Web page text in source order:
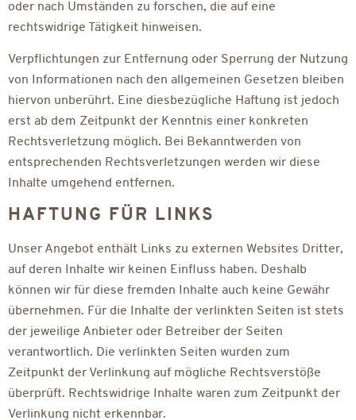
oder nach Umständen zu forschen, die auf eine
rechtswidrige Tätigkeit hinweisen.
Verpflichtungen zur Entfernung oder Sperrung der Nutzung
von Informationen nach den allgemeinen Gesetzen bleiben
hiervon unberührt. Eine diesbezügliche Haftung ist jedoch
erst ab dem Zeitpunkt der Kenntnis einer konkreten
Rechtsverletzung möglich. Bei Bekanntwerden von
entsprechenden Rechtsverletzungen werden wir diese
Inhalte umgehend entfernen.
HAFTUNG FÜR LINKS
Unser Angebot enthält Links zu externen Websites Dritter,
auf deren Inhalte wir keinen Einfluss haben. Deshalb
können wir für diese fremden Inhalte auch keine Gewähr
übernehmen. Für die Inhalte der verlinkten Seiten ist stets
der jeweilige Anbieter oder Betreiber der Seiten
verantwortlich. Die verlinkten Seiten wurden zum
Zeitpunkt der Verlinkung auf mögliche Rechtsverstöße
überprüft. Rechtswidrige Inhalte waren zum Zeitpunkt der
Verlinkung nicht erkennbar.